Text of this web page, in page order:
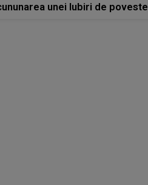
unei Iubiri de poveste